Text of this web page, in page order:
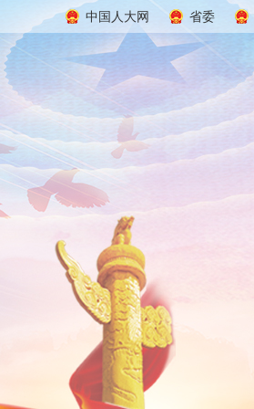
中国人大网 省委